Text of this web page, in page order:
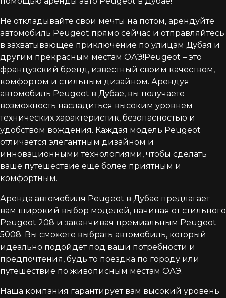
Не откладывайте свои мечты на потом, арендуйте
автомобиль Peugeot прямо сейчас и отправляйтесь
в захватывающее приключение по улицам Дубая и
другим прекрасным местам ОАЭ!Peugeot – это
французский бренд, известный своим качеством,
комфортом и стильным дизайном. Арендуя
автомобиль Peugeot в Дубае, вы получаете
возможность насладиться высоким уровнем
технических характеристик, безопасностью и
удобством вождения. Каждая модель Peugeot
отличается элегантным дизайном и
инновационными технологиями, чтобы сделать
ваше путешествие еще более приятным и
комфортным.
Аренда автомобиля Peugeot в Дубае предлагает
вам широкий выбор моделей, начиная от стильного
Peugeot 208 и заканчивая премиальным Peugeot
5008. Вы сможете выбрать автомобиль, который
идеально подойдет под ваши потребности и
предпочтения, будь то поездка по городу или
путешествие по живописным местам ОАЭ.
Наша компания гарантирует вам высокий уровень